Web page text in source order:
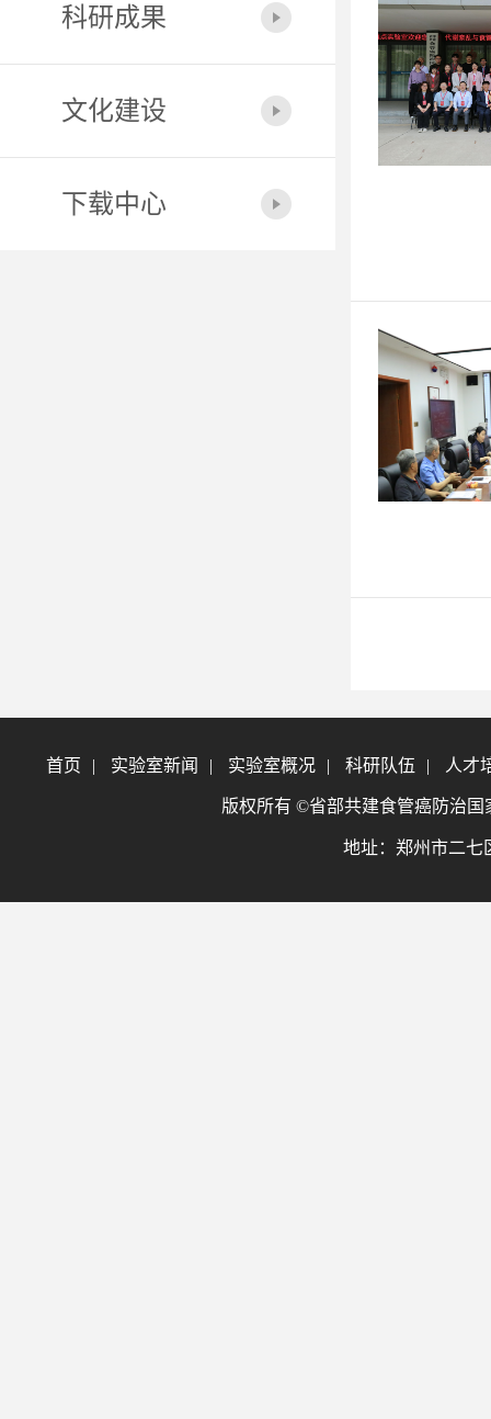
科研成果
文化建设
下载中心
首页 | 实验室新闻 | 实验室概况 | 科研队伍 | 人才
版权所有 ©省部共建食管癌防治国
地址：郑州市二七